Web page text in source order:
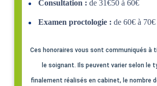
Consultation : de 31€50 à 60€
Examen proctologie : de 60€ à 70€
Ces honoraires vous sont communiqués
le soignant. Ils peuvent varier selon le
finalement réalisés en cabinet, le nombre